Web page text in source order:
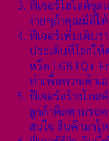
ฟีเจอร์ไฮไลต์จุด
ง่ายๆถ้าคุณมีดีให้
ฟีเจอร์เพิ่มเติมร
ประเด็นที่โลกใ
หรือ LGBTQ+
ทำเพื่อพวกเค้า
ฟีเจอร์สร้างโพส
ลูกค้าติดตามรอ
สนใจ สินค้ามาใ